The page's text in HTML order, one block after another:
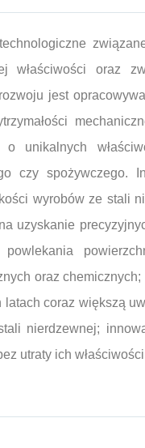
technologiczne
właściwości oraz
jest
o unikalnych
czy spożywczego.
wyrobów ze stali
uzyskanie
powlekania
oraz
latach coraz większą
nierdzewnej;
utraty ich